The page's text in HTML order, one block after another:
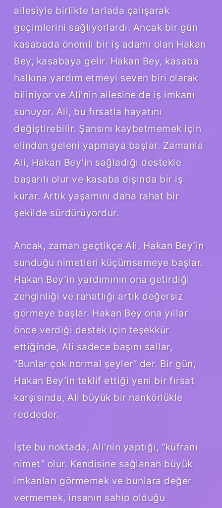
ailesiyle birlikte tarlada çalışarak
geçimlerini sağlıyorlardı. Ancak bir gün
kasabada önemli bir iş adamı olan Hakan
Bey, kasabaya gelir. Hakan Bey, kasaba
halkına yardım etmeyi seven biri olarak
biliniyor ve Ali’nin ailesine de iş imkanı
sunuyor. Ali, bu fırsatla hayatını
değiştirebilir. Şansını kaybetmemek için
elinden geleni yapmaya başlar. Zamanla
Ali, Hakan Bey’in sağladığı destekle
başarılı olur ve kasaba dışında bir iş
kurar. Artık yaşamını daha rahat bir
şekilde sürdürüyordur.
Ancak, zaman geçtikçe Ali, Hakan Bey’in
sunduğu nimetleri küçümsemeye başlar.
Hakan Bey’in yardımının ona getirdiği
zenginliği ve rahatlığı artık değersiz
görmeye başlar. Hakan Bey ona yıllar
önce verdiği destek için teşekkür
ettiğinde, Ali sadece başını sallar,
“Bunlar çok normal şeyler” der. Bir gün,
Hakan Bey’in teklif ettiği yeni bir fırsat
karşısında, Ali büyük bir nankörlükle
reddeder.
İşte bu noktada, Ali’nin yaptığı, “küfranı
nimet” olur. Kendisine sağlanan büyük
imkanları görmemek ve bunlara değer
vermemek, insanın sahip olduğu